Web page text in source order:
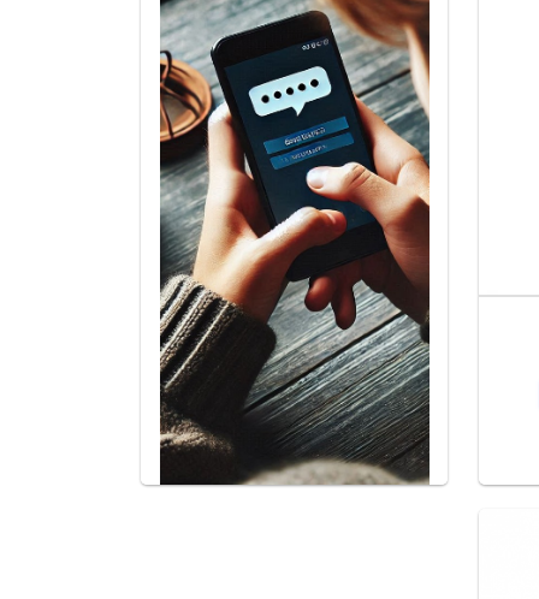
При необходимости наши консультанты помогут
Как правильно
Вупу ?
Для комфортного парения стоит поддерживать
специалисты рекомендуют в первую очередь
периодически д
оставатькартридж Вупу
из
залить любимую электронную жидкость. Также
детали: очистите его, если это возможно. Затем
в отсутствии загрязнений и окисления.
Проверить правильно ли выполнена установка
он плотно закреплен;
устранилась проблема с распознаванием.
Если у картриджа есть заменяемый койл, нужно
необходимости менять, чтобы сохранить
Купить качественныйВупу картридж